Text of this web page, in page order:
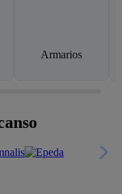
Armarios